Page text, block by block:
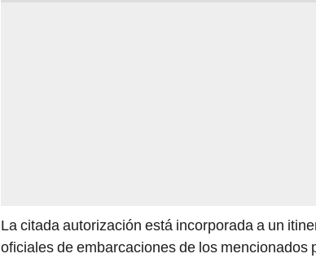
La citada autorización está incorporada a un
oficiales de embarcaciones de los mencionados